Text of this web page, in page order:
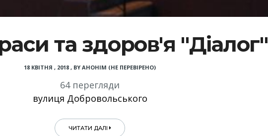
та здоров'я "Діалог"
18 КВІТНЯ , 2018 , BY АНОНІМ (НЕ ПЕРЕВІРЕНО)
64 перегляди
вулиця Добровольського
ЧИТАТИ ДАЛІ